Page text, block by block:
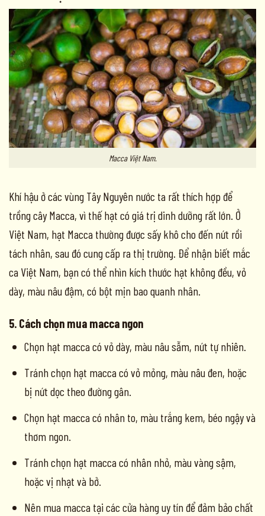
Macca Việt Nam.
Khí hậu ở các vùng Tây Nguyên nước ta rất thích hợp để
trồng cây Macca, vì thế hạt có giá trị dinh dưỡng rất lớn. Ở
Việt Nam, hạt Macca thường được sấy khô cho đến nứt rồi
tách nhân, sau đó cung cấp ra thị trường. Để nhận biết mắc
ca Việt Nam, bạn có thể nhìn kích thước hạt không đều, vỏ
dày, màu nâu đậm, có bột mịn bao quanh nhân.
5. Cách chọn mua macca ngon
Chọn hạt macca có vỏ dày, màu nâu sẫm, nứt tự nhiên.
Tránh chọn hạt macca có vỏ mỏng, màu nâu đen, hoặc
bị nứt dọc theo đường gân.
Chọn hạt macca có nhân to, màu trắng kem, béo ngậy và
thơm ngon.
Tránh chọn hạt macca có nhân nhỏ, màu vàng sậm,
hoặc vị nhạt và bở.
Nên mua macca tại các cửa hàng uy tín để đảm bảo chất